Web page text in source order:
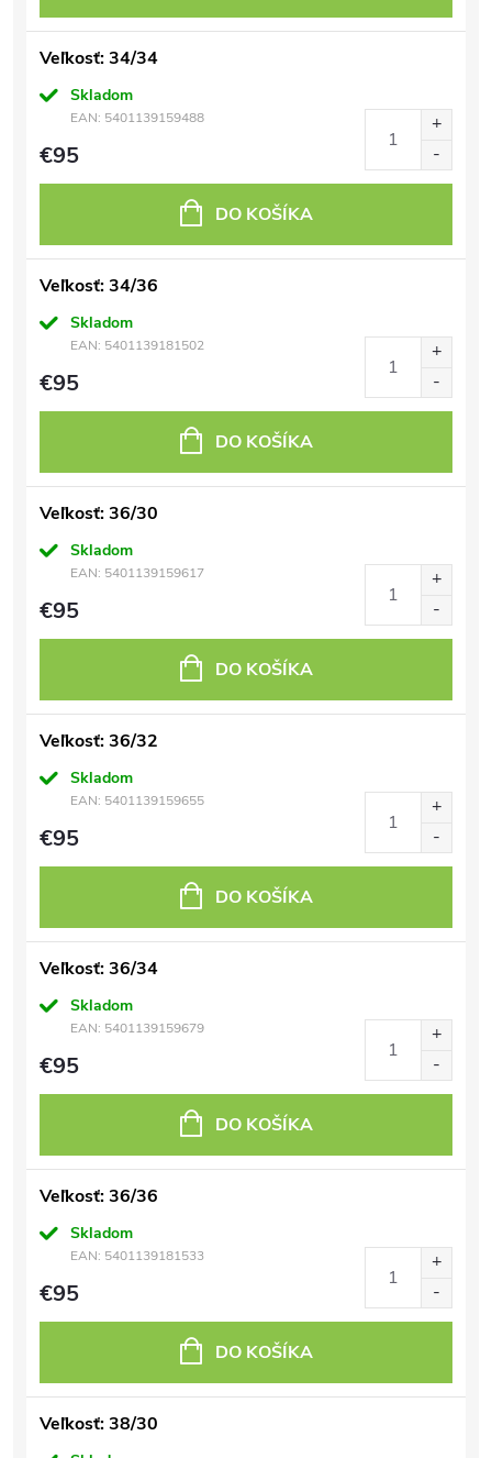
Veľkosť: 34/34
Skladom
EAN: 5401139159488
€95
DO KOŠÍKA
Veľkosť: 34/36
Skladom
EAN: 5401139181502
€95
DO KOŠÍKA
Veľkosť: 36/30
Skladom
EAN: 5401139159617
€95
DO KOŠÍKA
Veľkosť: 36/32
Skladom
EAN: 5401139159655
€95
DO KOŠÍKA
Veľkosť: 36/34
Skladom
EAN: 5401139159679
€95
DO KOŠÍKA
Veľkosť: 36/36
Skladom
EAN: 5401139181533
€95
DO KOŠÍKA
Veľkosť: 38/30